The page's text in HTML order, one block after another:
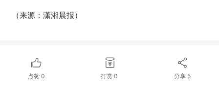
（来源：潇湘晨报）
点赞0 打赏0 分享 5